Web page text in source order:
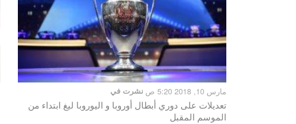
نشرت في مارس 10, 2018 5:20 ص
تعديلات على دوري أبطال أوروبا و اليوروبا ليغ ابتداء من
الموسم المقبل